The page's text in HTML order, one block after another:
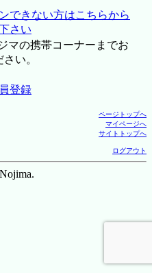
できない方はこちらから
さい
マの携帯コーナーまでお
い。
登録
ページトップへ
マイページへ
サイトトップへ
ログアウト